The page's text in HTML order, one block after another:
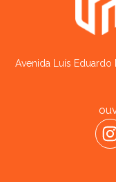
Avenida Luís Eduardo